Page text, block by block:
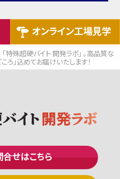
オンライン工場見学
特殊超硬バイト 開発ラボ」 。高品質な
ころ」込めてお届けいたします！
合せはこちら